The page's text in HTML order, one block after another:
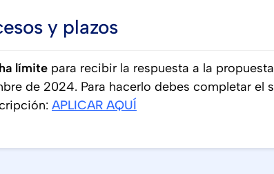
y plazos
límite para recibir la respuesta a la
de 2024. Para hacerlo debes completar el
APLICAR AQUÍ